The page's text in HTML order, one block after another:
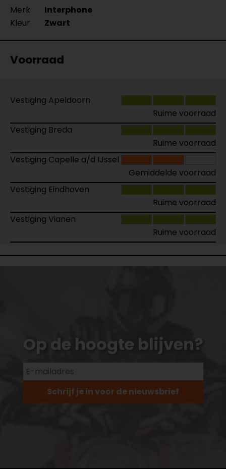
Merk
Interphone
Kleur
Zwart
Voorraad
Vestiging Apeldoorn
Ruime voorraad
Vestiging Breda
Ruime voorraad
Vestiging Capelle a/d IJssel
Gemiddelde voorraad
Vestiging Eindhoven
Ruime voorraad
Vestiging Vianen
Ruime voorraad
Op de hoogte blijven?
Schrijf je in voor de nieuwsbrief